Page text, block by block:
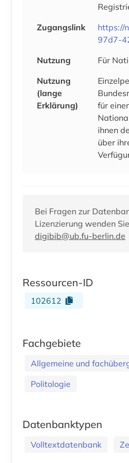
Zugangslink
https://
97d7-
Nutzung
Für
Nutzung
(lange
Erklärung)
für
ihnen
über
Bei Fragen zur
Lizenzierung wenden
digibib@ub.fu-berlin.de
Ressourcen-ID
102612
Fachgebiete
Allgemeine und
Politologie
Datenbanktypen
Volltextdatenbank